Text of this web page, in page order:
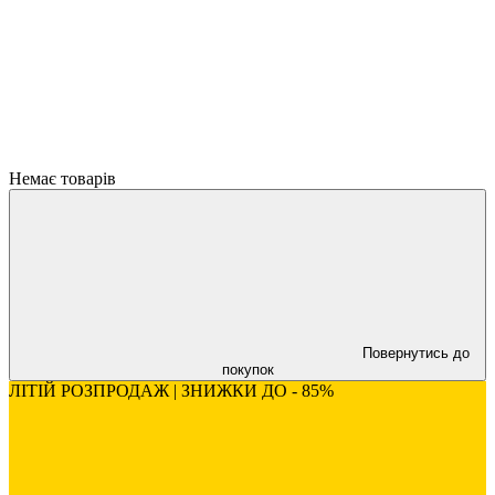
Немає товарів
Повернутись до
покупок
ЛІТІЙ РОЗПРОДАЖ | ЗНИЖКИ ДО - 85%